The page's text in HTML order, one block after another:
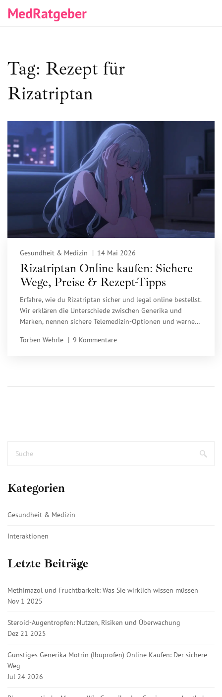
MedRatgeber
Tag: Rezept für
Rizatriptan
Gesundheit & Medizin 14 Mai 2026
Rizatriptan Online kaufen: Sichere
Wege, Preise & Rezept-Tipps
Erfahre, wie du Rizatriptan sicher und legal online bestellst.
Wir erklären die Unterschiede zwischen Generika und
Marken, nennen sichere Telemedizin-Optionen und warnen
Torben Wehrle
9 Kommentare
Kategorien
Gesundheit & Medizin
Interaktionen
Letzte Beiträge
Methimazol und Fruchtbarkeit: Was Sie wirklich wissen müssen
Nov 1 2025
Steroid-Augentropfen: Nutzen, Risiken und Überwachung
Dez 21 2025
Günstiges Generika Motrin (Ibuprofen) Online Kaufen: Der sichere
Weg
Jul 24 2026